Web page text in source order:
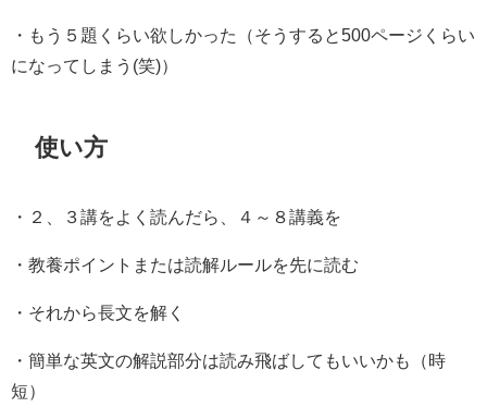
・もう５題くらい欲しかった（そうすると500ページくらい
になってしまう(笑)）
使い方
・２、３講をよく読んだら、４～８講義を
・教養ポイントまたは読解ルールを先に読む
・それから長文を解く
・簡単な英文の解説部分は読み飛ばしてもいいかも（時
短）